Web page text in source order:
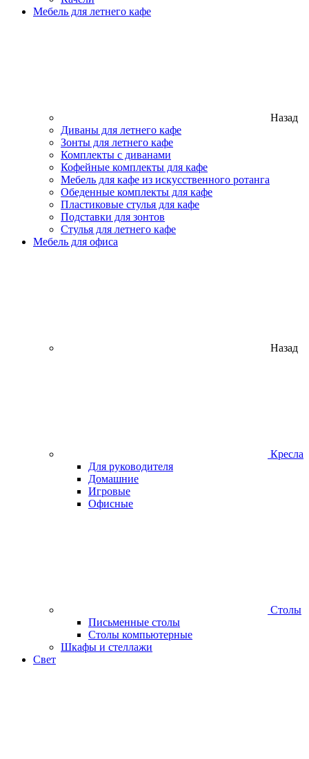
Мебель для летнего кафе
Назад
Диваны для летнего кафе
Зонты для летнего кафе
Комплекты с диванами
Кофейные комплекты для кафе
Мебель для кафе из искусственного ротанга
Обеденные комплекты для кафе
Пластиковые стулья для кафе
Подставки для зонтов
Стулья для летнего кафе
Мебель для офиса
Назад
Кресла
Для руководителя
Домашние
Игровые
Офисные
Столы
Письменные столы
Столы компьютерные
Шкафы и стеллажи
Свет